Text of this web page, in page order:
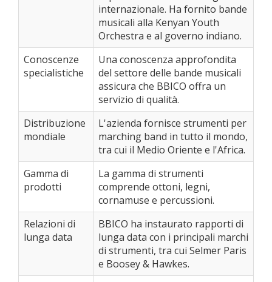
internazionale. Ha fornito bande
musicali alla Kenyan Youth
Orchestra e al governo indiano.
Conoscenze
specialistiche
Una conoscenza approfondita
del settore delle bande musicali
assicura che BBICO offra un
servizio di qualità.
Distribuzione
mondiale
L'azienda fornisce strumenti per
marching band in tutto il mondo,
tra cui il Medio Oriente e l'Africa.
Gamma di
prodotti
La gamma di strumenti
comprende ottoni, legni,
cornamuse e percussioni.
Relazioni di
lunga data
BBICO ha instaurato rapporti di
lunga data con i principali marchi
di strumenti, tra cui Selmer Paris
e Boosey & Hawkes.